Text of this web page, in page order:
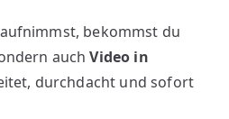
bekommst du
auchVideo in
durchdacht und sofort